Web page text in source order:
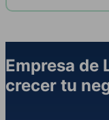
Empresa de
crecer tu